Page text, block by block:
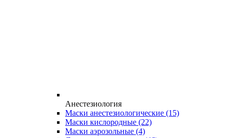
Анестезиология
Маски анестезиологические (15)
Маски кислородные (22)
Маски аэрозольные (4)